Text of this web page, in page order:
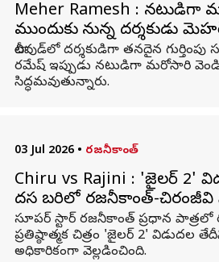
Meher Ramesh : నటుడిగా
ముందుకు రానున్న దర్శకుడు
టాలీవుడ్‌లో దర్శకుడిగా తనదైన
రమేష్ ఇప్పుడు నటుడిగా మరోసారి
సిద్ధమవుతున్నారు.
03 Jul 2026 • రజనీకాంత్
Chiru vs Rajini : 'జైలర్ 2'
దసరా బరిలో రజనీకాంత్-
సూపర్ స్టార్ రజనీకాంత్ ప్రధాన పాత్రలో
ప్రతిష్ఠాత్మక చిత్రం 'జైలర్ 2' విడుదల
అధికారికంగా వెల్లడించింది.